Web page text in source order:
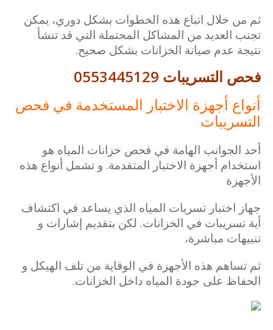
ثم من خلال اتباع هذه الخطوات بشكل دوري، يمكن
تجنب العديد من المشاكل المحتملة التي قد تنشأ
نتيجة عدم صيانة الخزانات بشكل صحيح.
فحص التسريبات 0553445129
أنواع أجهزة الاختبار المستخدمة في فحص
التسريبات
أحد الجوانب الهامة في فحص خزانات المياه هو
استخدام أجهزة الاختبار المتقدمة. و تشمل أنواع هذه
الأجهزة
جهاز اختبار تسربات المياه الذي يساعد في اكتشاف
أية تسريبات في الخزانات. لكن بتقديم إشارات و
تنبيهات مباشرة،
ثم تساهم هذه الأجهزة في الوقاية من تلف الهيكل و
الحفاظ على جودة المياه داخل الخزانات.